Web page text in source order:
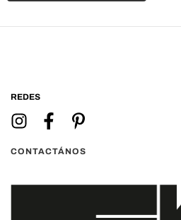
REDES
CONTACTÁNOS